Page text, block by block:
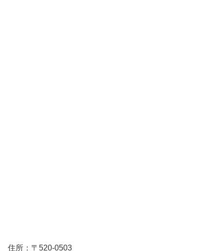
住所：〒520-0503